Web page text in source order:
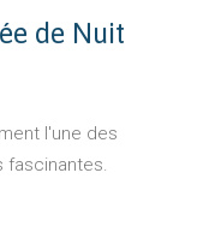
de Nuit
l'une des
fascinantes.